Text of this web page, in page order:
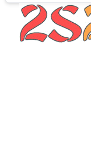
скрытых платежей ✔️
постановки на учет